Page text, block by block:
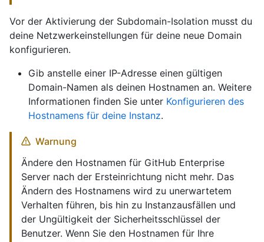
Vor der Aktivierung der Subdomain-Isolation musst du
deine Netzwerkeinstellungen für deine neue Domain
konfigurieren.
Gib anstelle einer IP-Adresse einen gültigen
Domain-Namen als deinen Hostnamen an. Weitere
Informationen finden Sie unter Konfigurieren des
Hostnamens für deine Instanz.
Warnung
Ändere den Hostnamen für GitHub Enterprise
Server nach der Ersteinrichtung nicht mehr. Das
Ändern des Hostnamens wird zu unerwartetem
Verhalten führen, bis hin zu Instanzausfällen und
der Ungültigkeit der Sicherheitsschlüssel der
Benutzer. Wenn Sie den Hostnamen für Ihre